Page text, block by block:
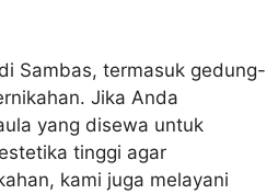
Sambas, termasuk gedung-
Jika Anda
yang disewa untuk
tinggi agar
kami juga melayani